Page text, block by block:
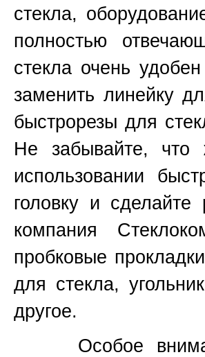
стекла,
полностью
стекла очень
заменить линейку
быстрорезы для
Не забывайте, что
использовании
головку и
компания
пробковые
для стекла,
другое.
Особое